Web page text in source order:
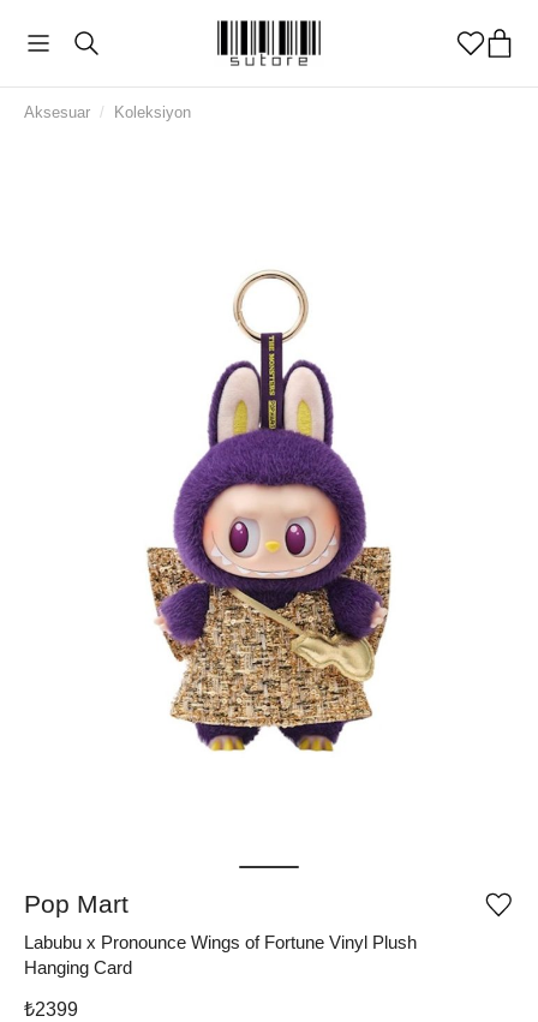
Aksesuar / Koleksiyon
Pop Mart
Labubu x Pronounce Wings of Fortune Vinyl Plush
Hanging Card
₺2399